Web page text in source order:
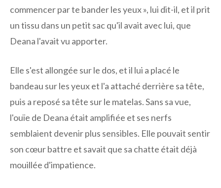
commencer par te bander les yeux », lui dit-il, et il prit
un tissu dans un petit sac qu'il avait avec lui, que
Deana l'avait vu apporter.
Elle s'est allongée sur le dos, et il lui a placé le
bandeau sur les yeux et l'a attaché derrière sa tête,
puis a reposé sa tête sur le matelas. Sans sa vue,
l'ouïe de Deana était amplifiée et ses nerfs
semblaient devenir plus sensibles. Elle pouvait sentir
son cœur battre et savait que sa chatte était déjà
mouillée d'impatience.